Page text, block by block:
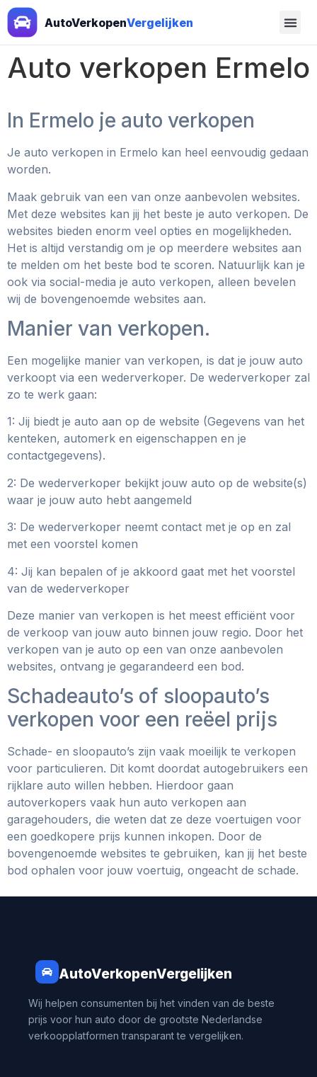
AutoVerkopenVergelijken
Auto verkopen Ermelo
In Ermelo je auto verkopen
Je auto verkopen in Ermelo kan heel eenvoudig gedaan
worden.
Maak gebruik van een van onze aanbevolen websites.
Met deze websites kan jij het beste je auto verkopen. De
websites bieden enorm veel opties en mogelijkheden.
Het is altijd verstandig om je op meerdere websites aan
te melden om het beste bod te scoren. Natuurlijk kan je
ook via social-media je auto verkopen, alleen bevelen
wij de bovengenoemde websites aan.
Manier van verkopen.
Een mogelijke manier van verkopen, is dat je jouw auto
verkoopt via een wederverkoper. De wederverkoper zal
zo te werk gaan:
1: Jij biedt je auto aan op de website (Gegevens van het
kenteken, automerk en eigenschappen en je
contactgegevens).
2: De wederverkoper bekijkt jouw auto op de website(s)
waar je jouw auto hebt aangemeld
3: De wederverkoper neemt contact met je op en zal
met een voorstel komen
4: Jij kan bepalen of je akkoord gaat met het voorstel
van de wederverkoper
Deze manier van verkopen is het meest efficiënt voor
de verkoop van jouw auto binnen jouw regio. Door het
verkopen van je auto op een van onze aanbevolen
websites, ontvang je gegarandeerd een bod.
Schadeauto’s of sloopauto’s
verkopen voor een reëel prijs
Schade- en sloopauto’s zijn vaak moeilijk te verkopen
voor particulieren. Dit komt doordat autogebruikers een
rijklare auto willen hebben. Hierdoor gaan
autoverkopers vaak hun auto verkopen aan
garagehouders, die weten dat ze deze voertuigen voor
een goedkopere prijs kunnen inkopen. Door de
bovengenoemde websites te gebruiken, kan jij het beste
bod ophalen voor jouw voertuig, ongeacht de schade.
AutoVerkopenVergelijken
Wij helpen consumenten bij het vinden van de beste
prijs voor hun auto door de grootste Nederlandse
verkoopplatformen transparant te vergelijken.